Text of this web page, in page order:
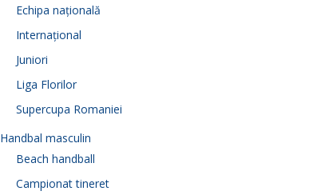
Echipa națională
Internațional
Juniori
Liga Florilor
Supercupa Romaniei
Handbal masculin
Beach handball
Campionat tineret